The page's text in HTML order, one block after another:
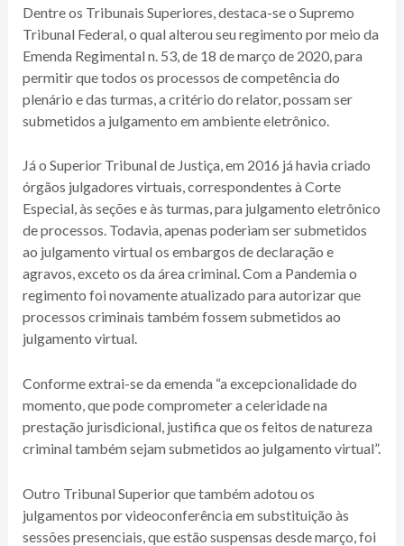
Dentre os Tribunais Superiores, destaca-se o Supremo
Tribunal Federal, o qual alterou seu regimento por meio da
Emenda Regimental n. 53, de 18 de março de 2020, para
permitir que todos os processos de competência do
plenário e das turmas, a critério do relator, possam ser
submetidos a julgamento em ambiente eletrônico.
Já o Superior Tribunal de Justiça, em 2016 já havia criado
órgãos julgadores virtuais, correspondentes à Corte
Especial, às seções e às turmas, para julgamento eletrônico
de processos. Todavia, apenas poderiam ser submetidos
ao julgamento virtual os embargos de declaração e
agravos, exceto os da área criminal. Com a Pandemia o
regimento foi novamente atualizado para autorizar que
processos criminais também fossem submetidos ao
julgamento virtual.
Conforme extrai-se da emenda “a excepcionalidade do
momento, que pode comprometer a celeridade na
prestação jurisdicional, justifica que os feitos de natureza
criminal também sejam submetidos ao julgamento virtual”.
Outro Tribunal Superior que também adotou os
julgamentos por videoconferência em substituição às
sessões presenciais, que estão suspensas desde março, foi